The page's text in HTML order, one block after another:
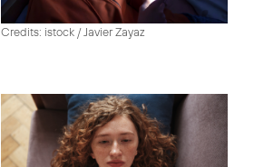
Credits: istock / Javier Zayaz